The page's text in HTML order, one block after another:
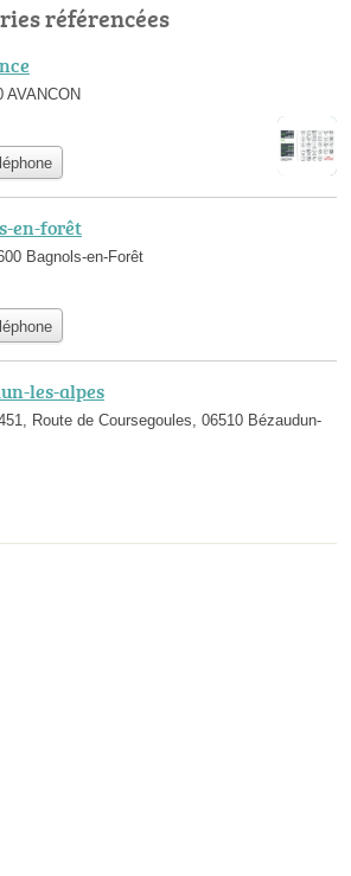
référencées
AVANCON
en-forêt
Bagnols-en-Forêt
les-alpes
Route de Coursegoules, 06510 Bézaudun-